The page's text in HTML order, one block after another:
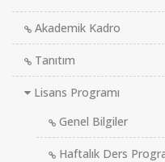
Akademik Kadro
Tanıtım
Lisans Programı
Genel Bilgiler
Haftalık Ders